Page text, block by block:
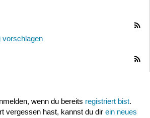
vorschlagen
wenn du bereits registriert bist.
vergessen hast, kannst du dir ein neues